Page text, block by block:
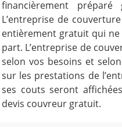
financièrement
L’entreprise de
entièrement gratuit qui
part. L’entreprise de
selon vos besoins et
sur les prestations de
ses couts seront
devis couvreur gratuit.